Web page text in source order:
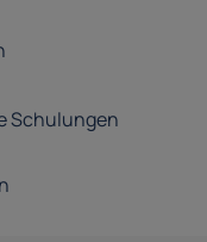
Schulungen